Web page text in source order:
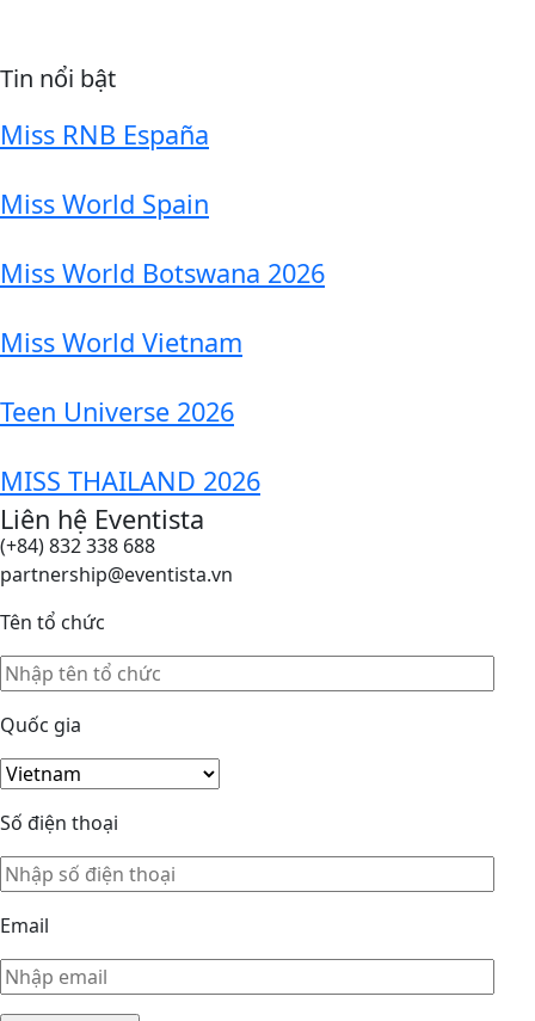
Tin nổi bật
Miss RNB España
Miss World Spain
Miss World Botswana 2026
Miss World Vietnam
Teen Universe 2026
MISS THAILAND 2026
Liên hệ Eventista
(+84) 832 338 688
partnership@eventista.vn
Tên tổ chức
Quốc gia
Số điện thoại
Email